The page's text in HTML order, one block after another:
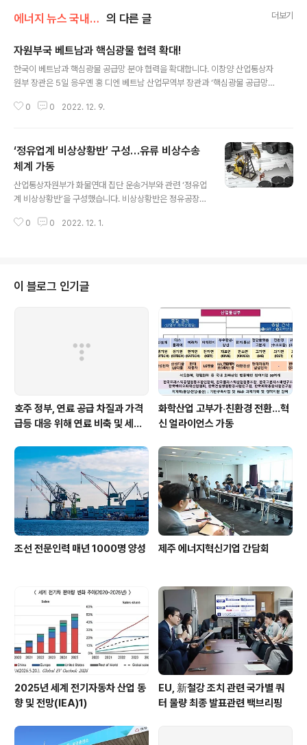
에너지 뉴스 국내&해외 의 다른 글 더보기
자원부국 베트남과 핵심광물 협력 확대!
한국이 베트남과 핵심광물 공급망 분야 협력을 확대합니다. 이창양 산업통상자
원부 장관은 5일 응우옌 홍 디엔 베트남 산업무역부 장관과 ‘핵심광물 공급망
심광물 공급망 협력 MOU 한국의 산업부와 베트남 산업무역부는 이번 MOU
희토류(매장량 세계 2위), 텅스텐(매장량 세계 3위) 등 풍부한 광물자원을 보유
한 자원부국입니다. 우리나라는 핵심광물의 채굴과 정련 및 제련에서 우수한 기
술력을 보유, 이 분야에서 양국 간 협력 잠재력이 크다고 볼 수 있습니다. 이번
양해각서 체결..
0 0 2022. 12. 9.
‘정유업계 비상상황반’ 구성…유류 비상수송
체계 가동
산업통상자원부가 화물연대 집단 운송거부와 관련 ‘정유업
계 비상상황반’을 구성했습니다. 비상상황반은 정유공장과
링하고 수송에 차질이 있거나 우려되는 경우 정유사 간 협
로 일부 주유소는 수송 지연이 빚어지면서 휘발유와 경유
가 품절되는 경우도 발생하고 있습니다. 이들 주유소에 대
해서는 12시간 내 유류를 공급하기 위해 가능한 수단을 총
동원하고 있습니다. 품절 주유소 현황 정보는 30일부터 매
일 오후 4시경 오피넷(www.opinet.co.kr)을 통해 안내
합니다. 오피넷 상의 ..
0 0 2022. 12. 1.
이 블로그 인기글
호주 정부, 연료 공급 차질과 가격
급등 대응 위해 연료 비축 및 세제
화학산업 고부가‧친환경 전환…혁
신 얼라이언스 가동
조선 전문인력 매년 1000명 양성 제주 에너지혁신기업 간담회
2025년 세계 전기자동차 산업 동
향 및 전망(IEA)1)
EU, 新철강 조치 관련 국가별 쿼
터 물량 최종 발표관련 백브리핑